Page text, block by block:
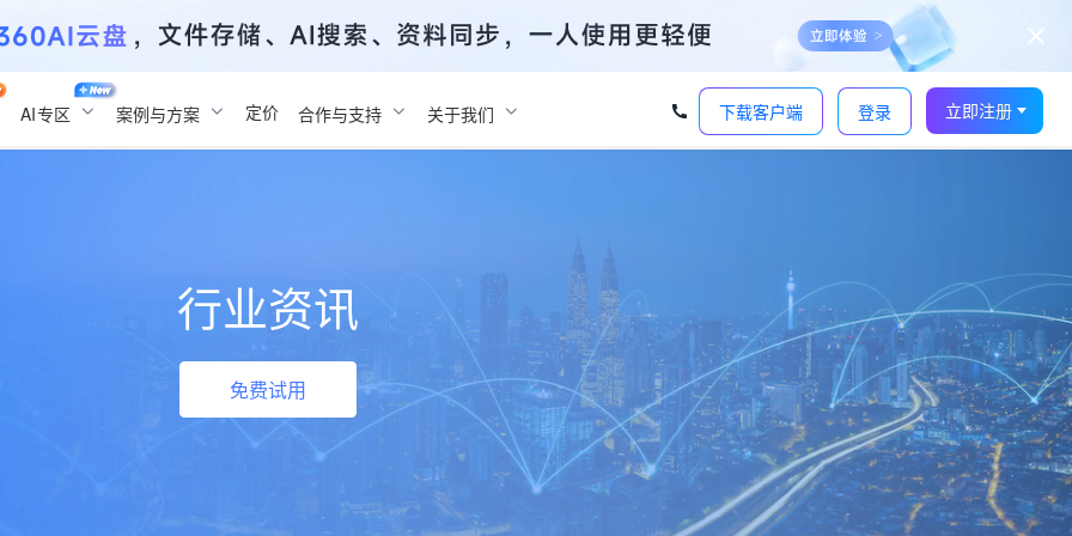
AI专区 案例与方案 定价 合作与支持 关于我们 下载客户端 登录 立即注册
行业资讯
免费试用